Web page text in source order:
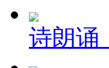
诗朗诵